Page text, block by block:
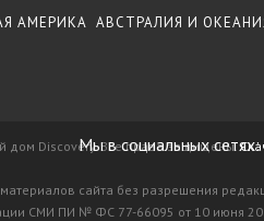
АМЕРИКА АВСТРАЛИЯ И
дом Discovery. Все права защищены.
сайта без разрешения
СМИ ПИ № ФС 77-66095 от 10 июня
Мы в социальных сетях: